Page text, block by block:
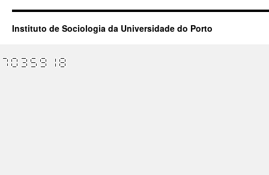
Instituto de Sociologia da Universidade do Porto